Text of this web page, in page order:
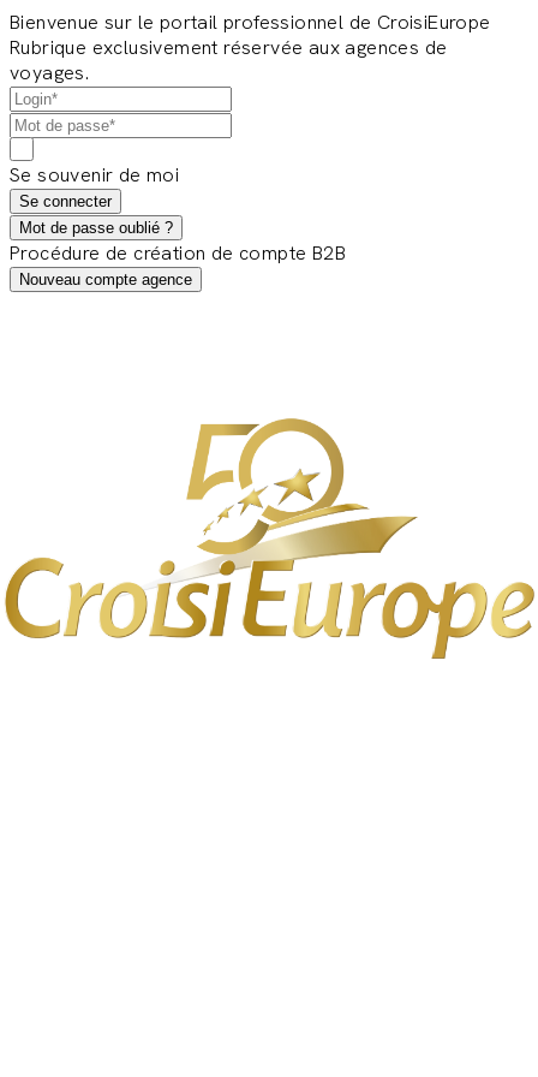
Bienvenue sur le portail professionnel de CroisiEurope
Rubrique exclusivement réservée aux agences de
voyages.
Se souvenir de moi
Se connecter
Mot de passe oublié ?
Procédure de création de compte B2B
Nouveau compte agence